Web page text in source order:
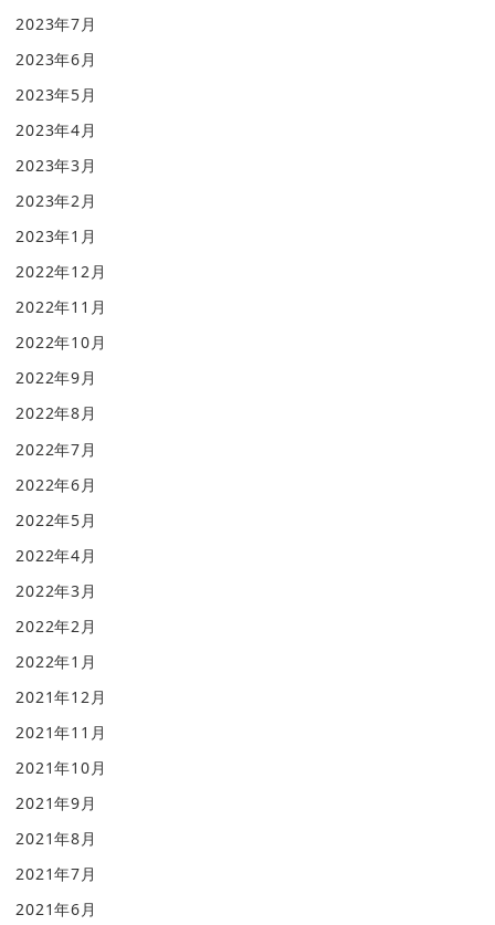
2023年7月
2023年6月
2023年5月
2023年4月
2023年3月
2023年2月
2023年1月
2022年12月
2022年11月
2022年10月
2022年9月
2022年8月
2022年7月
2022年6月
2022年5月
2022年4月
2022年3月
2022年2月
2022年1月
2021年12月
2021年11月
2021年10月
2021年9月
2021年8月
2021年7月
2021年6月